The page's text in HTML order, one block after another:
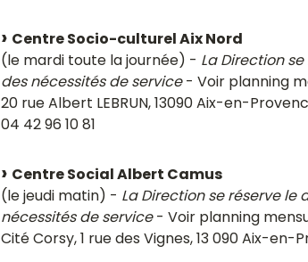
Centre Socio-culturel Aix Nord
(le mardi toute la journée) - La Direction
des nécessités de service- Voir planning
20 rue Albert LEBRUN, 13090 Aix-en-
04 42 96 10 81
Centre Social Albert Camus
(le jeudi matin) - La Direction se réserve
nécessités de service- Voir planning
Cité Corsy, 1 rue des Vignes, 13 090 Aix-en-